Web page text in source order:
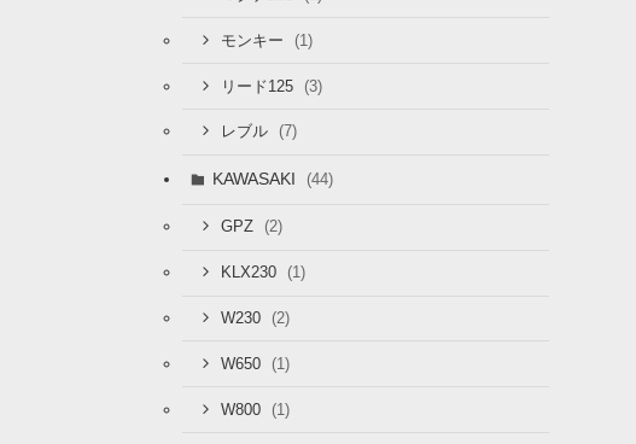
モンキー (1)
リード125 (3)
レブル (7)
KAWASAKI (44)
GPZ (2)
KLX230 (1)
W230 (2)
W650 (1)
W800 (1)